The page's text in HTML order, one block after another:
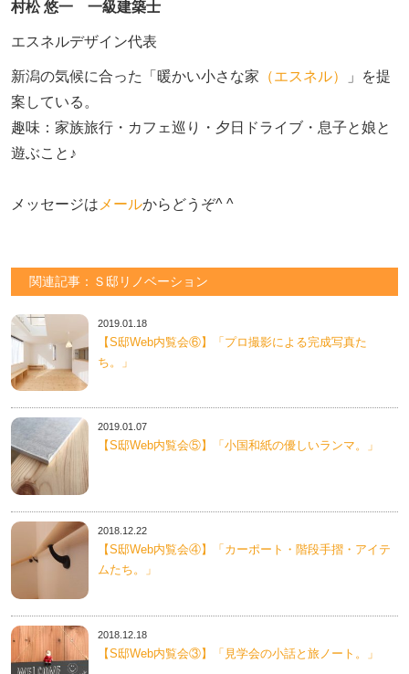
村松 悠一 一級建築士
エスネルデザイン代表
新潟の気候に合った「暖かい小さな家 （エスネル）
」を提
案している。
趣味：家族旅行・カフェ巡り・夕日ドライブ・息子と娘と
遊ぶこと♪
メッセージは メールからどうぞ^ ^
関連記事：Ｓ邸リノベーション
2019.01.18
【S邸Web内覧会⑥】「プロ撮影による完成写真た
ち。」
2019.01.07
【S邸Web内覧会⑤】「小国和紙の優しいランマ。」
2018.12.22
【S邸Web内覧会④】「カーポート・階段手摺・アイテ
ムたち。」
2018.12.18
【S邸Web内覧会③】「見学会の小話と旅ノート。」